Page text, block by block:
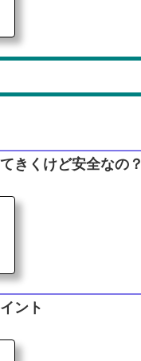
きくけど安全なの？
ント